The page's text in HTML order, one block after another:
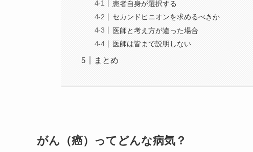
患者自身が選択する
セカンドピニオンを求めるべきか
医師と考え方が違った場合
医師は皆まで説明しない
まとめ
がん（癌）ってどんな病気？